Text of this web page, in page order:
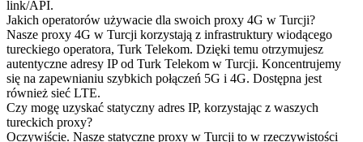
link/API.
Jakich operatorów używacie dla swoich proxy 4G w Turcji?
Nasze proxy 4G w Turcji korzystają z infrastruktury wiodącego
tureckiego operatora, Turk Telekom. Dzięki temu otrzymujesz
autentyczne adresy IP od Turk Telekom w Turcji. Koncentrujemy
się na zapewnianiu szybkich połączeń 5G i 4G. Dostępna jest
również sieć LTE.
Czy mogę uzyskać statyczny adres IP, korzystając z waszych
tureckich proxy?
Oczywiście. Nasze statyczne proxy w Turcji to w rzeczywistości